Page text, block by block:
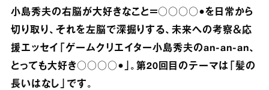
小島秀夫の右脳が大好きなこと＝○○○○●を日常から
切り取り、それを左脳で深掘りする、未来への考察＆応
援エッセイ「ゲームクリエイター小島秀夫のan‐an‐an、
とっても大好き○○○○●」。第20回目のテーマは「髪の
長いはなし」です。